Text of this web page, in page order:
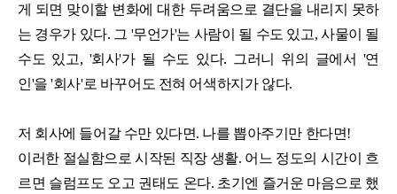
게 되면 맞이할 변화에 대한 두려움으로 결단을 내리지 못하
는 경우가 있다. 그 '무언가'는 사람이 될 수도 있고, 사물이 될
수도 있고, '회사'가 될 수도 있다. 그러니 위의 글에서 '연
인'을 '회사'로 바꾸어도 전혀 어색하지가 않다.
저 회사에 들어갈 수만 있다면. 나를 뽑아주기만 한다면!
이러한 절실함으로 시작된 직장 생활. 어느 정도의 시간이 흐
르면 슬럼프도 오고 권태도 온다. 초기엔 즐거운 마음으로 했